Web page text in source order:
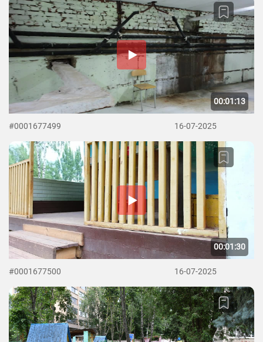
00:01:13
#0001677499 16-07-2025
00:01:30
#0001677500 16-07-2025